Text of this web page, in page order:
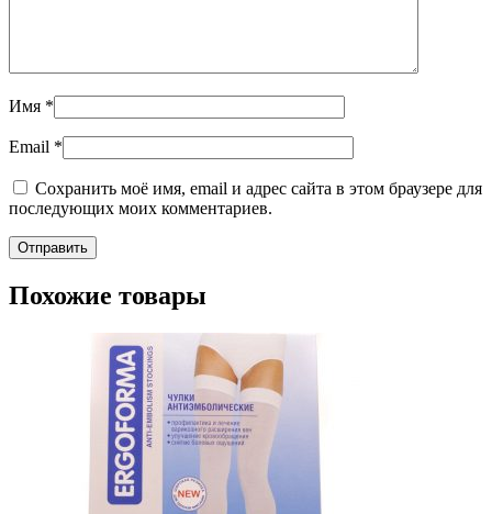
Имя *
Email *
Сохранить моё имя, email и адрес сайта в этом браузере для
последующих моих комментариев.
Похожие товары